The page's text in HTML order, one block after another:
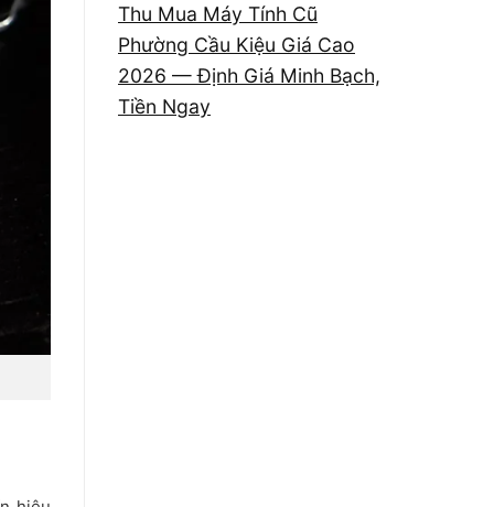
Thu Mua Máy Tính Cũ
Phường Cầu Kiệu Giá Cao
2026 — Định Giá Minh Bạch,
Tiền Ngay